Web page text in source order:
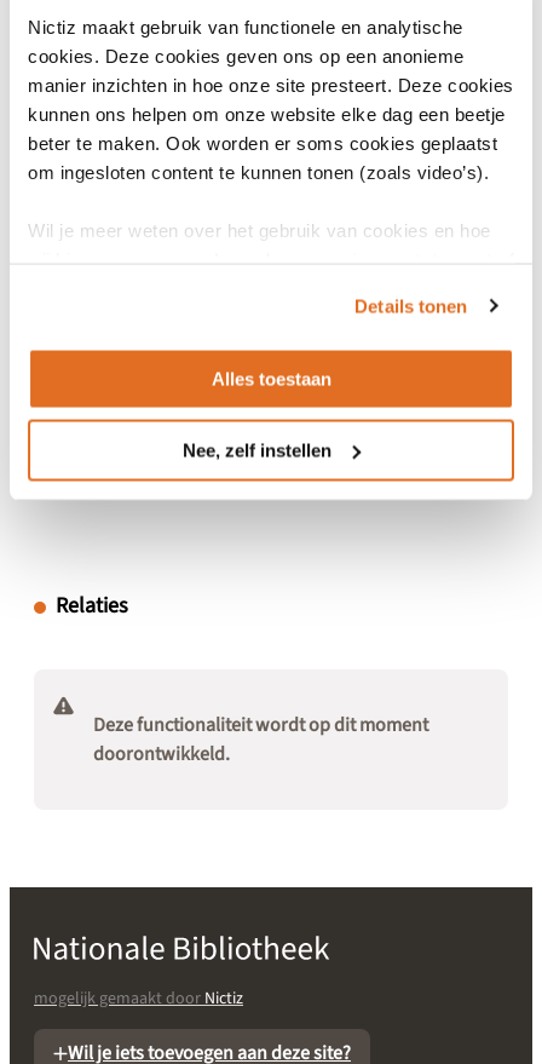
Nictiz maakt gebruik van functionele en analytische
cookies. Deze cookies geven ons op een anonieme
manier inzichten in hoe onze site presteert. Deze cookies
kunnen ons helpen om onze website elke dag een beetje
beter te maken. Ook worden er soms cookies geplaatst
om ingesloten content te kunnen tonen (zoals video’s).
Wil je meer weten over het gebruik van cookies en hoe
Details tonen
Alles toestaan
Nee, zelf instellen
Actief
28 mei 2026 Vastgesteld
Bronnen
Relaties
Deze functionaliteit wordt op dit moment
doorontwikkeld.
mogelijk gemaakt doorNictiz
Wil je iets toevoegen aan deze site?